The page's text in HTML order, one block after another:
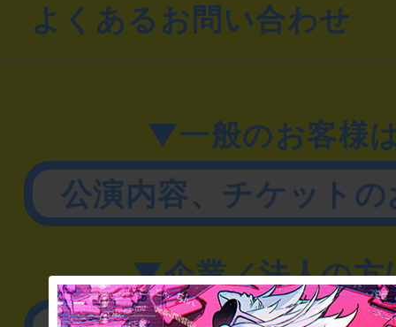
よくあるお問い合わせ
▼一般のお客様
公演内容、チケット
▼企業／法人の方